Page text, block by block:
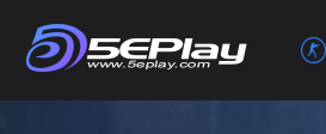
